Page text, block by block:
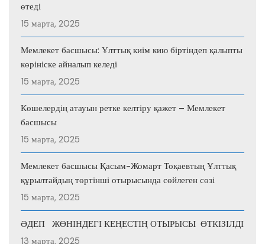
өтеді
15 марта, 2025
Мемлекет басшысы: Ұлттық киім кию біртіндеп қалыпты
көрініске айналып келеді
15 марта, 2025
Көшелердің атауын ретке келтіру қажет – Мемлекет
басшысы
15 марта, 2025
Мемлекет басшысы Қасым-Жомарт Тоқаевтың Ұлттық
құрылтайдың төртінші отырысында сөйлеген сөзі
15 марта, 2025
ӘДЕП ЖӨНІНДЕГІ КЕҢЕСТІҢ ОТЫРЫСЫ ӨТКІЗІЛДІ
13 марта, 2025